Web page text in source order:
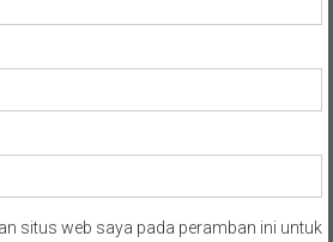
situs web saya pada peramban ini untuk